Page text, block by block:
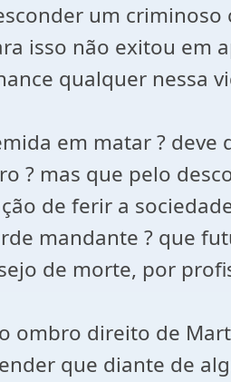
um criminoso
isso não exitou em
qualquer nessa
em matar ? deve
? mas que pelo
de ferir a
mandante ? que
de morte, por
ombro direito de
que diante de